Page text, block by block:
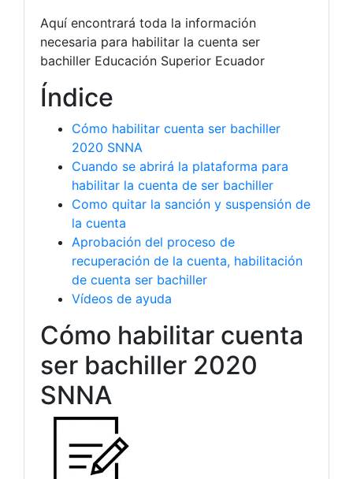
Aquí encontrará toda la información
necesaria para habilitar la cuenta ser
bachiller Educación Superior Ecuador
Índice
Cómo habilitar cuenta ser bachiller
2020 SNNA
Cuando se abrirá la plataforma para
habilitar la cuenta de ser bachiller
Como quitar la sanción y suspensión de
la cuenta
Aprobación del proceso de
recuperación de la cuenta, habilitación
de cuenta ser bachiller
Vídeos de ayuda
Cómo habilitar cuenta
ser bachiller 2020
SNNA